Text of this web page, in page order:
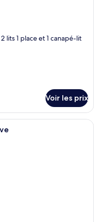
lits 1 place et 1 canapé-lit
Voir les prix
d’hôtel avec deux